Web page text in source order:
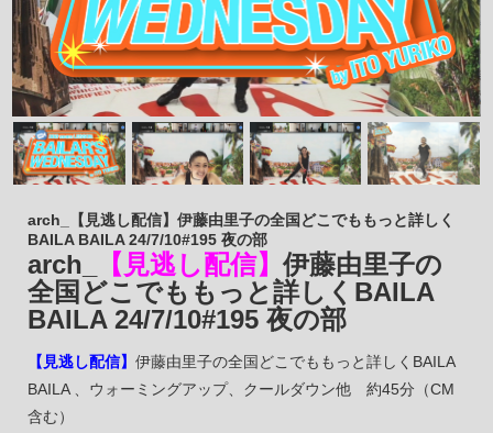
arch_【見逃し配信】伊藤由里子の全国どこでももっと詳しく
BAILA BAILA 24/7/10#195 夜の部
arch_ 【見逃し配信】伊藤由里子の
全国どこでももっと詳しくBAILA
BAILA 24/7/10#195 夜の部
【見逃し配信】伊藤由里子の全国どこでももっと詳しくBAILA
BAILA 、ウォーミングアップ、クールダウン他 約45分（CM
含む）